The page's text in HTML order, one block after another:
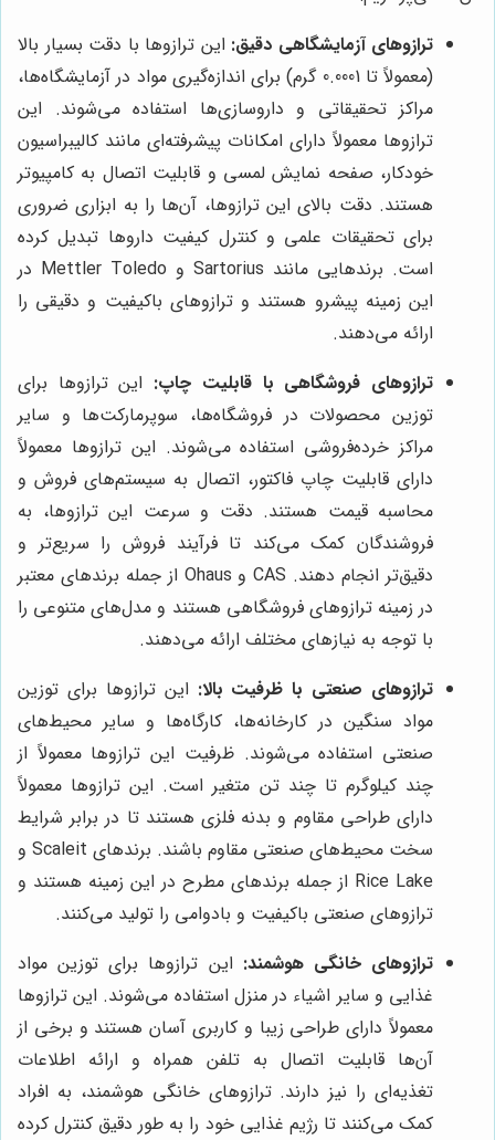
ترازوهای آزمایشگاهی دقیق: این ترازوها با دقت بسیار بالا
(معمولاً تا 0.0001 گرم) برای اندازه‌گیری مواد در آزمایشگاه‌ها،
مراکز تحقیقاتی و داروسازی‌ها استفاده می‌شوند. این
ترازوها معمولاً دارای امکانات پیشرفته‌ای مانند کالیبراسیون
خودکار، صفحه نمایش لمسی و قابلیت اتصال به کامپیوتر
هستند. دقت بالای این ترازوها، آن‌ها را به ابزاری ضروری
برای تحقیقات علمی و کنترل کیفیت داروها تبدیل کرده
است. برندهایی مانند Sartorius و Mettler Toledo در
این زمینه پیشرو هستند و ترازوهای باکیفیت و دقیقی را
ارائه می‌دهند.
ترازوهای فروشگاهی با قابلیت چاپ: این ترازوها برای
توزین محصولات در فروشگاه‌ها، سوپرمارکت‌ها و سایر
مراکز خرده‌فروشی استفاده می‌شوند. این ترازوها معمولاً
دارای قابلیت چاپ فاکتور، اتصال به سیستم‌های فروش و
محاسبه قیمت هستند. دقت و سرعت این ترازوها، به
فروشندگان کمک می‌کند تا فرآیند فروش را سریع‌تر و
دقیق‌تر انجام دهند. CAS و Ohaus از جمله برندهای معتبر
در زمینه ترازوهای فروشگاهی هستند و مدل‌های متنوعی را
با توجه به نیازهای مختلف ارائه می‌دهند.
ترازوهای صنعتی با ظرفیت بالا: این ترازوها برای توزین
مواد سنگین در کارخانه‌ها، کارگاه‌ها و سایر محیط‌های
صنعتی استفاده می‌شوند. ظرفیت این ترازوها معمولاً از
چند کیلوگرم تا چند تن متغیر است. این ترازوها معمولاً
دارای طراحی مقاوم و بدنه فلزی هستند تا در برابر شرایط
سخت محیط‌های صنعتی مقاوم باشند. برندهای Scaleit و
Rice Lake از جمله برندهای مطرح در این زمینه هستند و
ترازوهای صنعتی باکیفیت و بادوامی را تولید می‌کنند.
ترازوهای خانگی هوشمند: این ترازوها برای توزین مواد
غذایی و سایر اشیاء در منزل استفاده می‌شوند. این ترازوها
معمولاً دارای طراحی زیبا و کاربری آسان هستند و برخی از
آن‌ها قابلیت اتصال به تلفن همراه و ارائه اطلاعات
تغذیه‌ای را نیز دارند. ترازوهای خانگی هوشمند، به افراد
کمک می‌کنند تا رژیم غذایی خود را به طور دقیق کنترل کرده